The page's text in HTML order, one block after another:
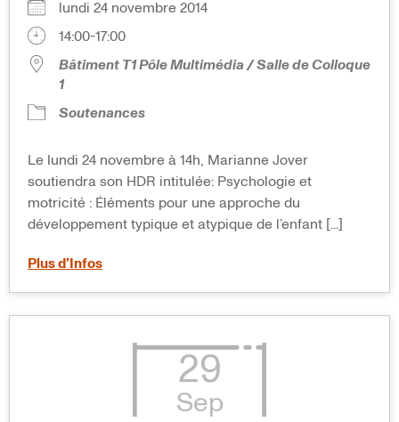
lundi 24 novembre 2014
14:00-17:00
Bâtiment T1 Pôle Multimédia / Salle de Colloque
1
Soutenances
Le lundi 24 novembre à 14h, Marianne Jover
soutiendra son HDR intitulée: Psychologie et
motricité : Éléments pour une approche du
développement typique et atypique de l’enfant [...]
Plus d’Infos
29
Sep